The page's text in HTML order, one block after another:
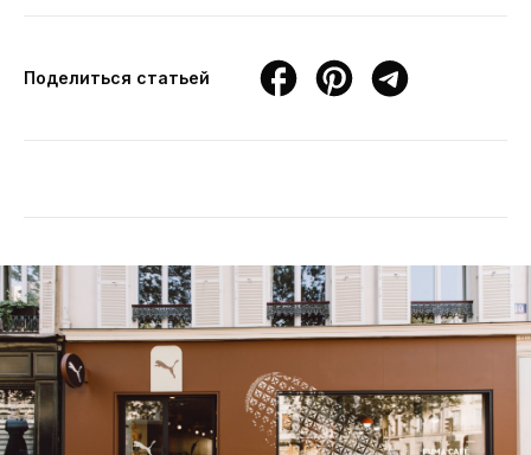
Поделиться статьей